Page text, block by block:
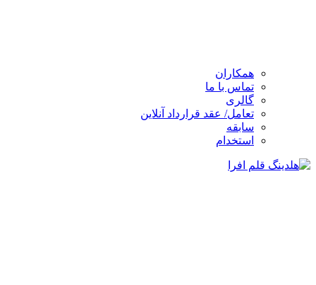
همکاران
تماس با ما
گالری
تعامل/ عقد قرارداد آنلاین
سابقه
استخدام